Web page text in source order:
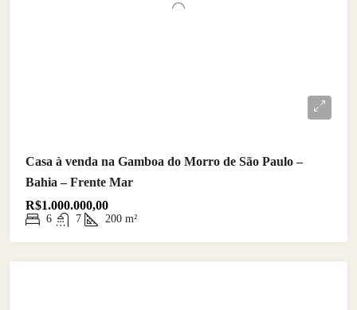
Casa à venda na Gamboa do Morro de São Paulo –
Bahia – Frente Mar
R$1.000.000,00
6 7 200 m²